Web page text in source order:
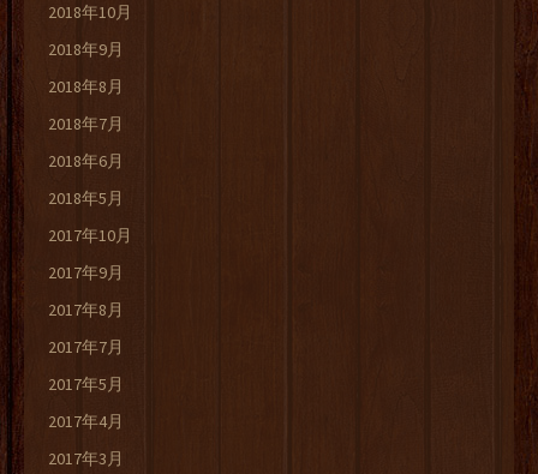
2018年10月
2018年9月
2018年8月
2018年7月
2018年6月
2018年5月
2017年10月
2017年9月
2017年8月
2017年7月
2017年5月
2017年4月
2017年3月